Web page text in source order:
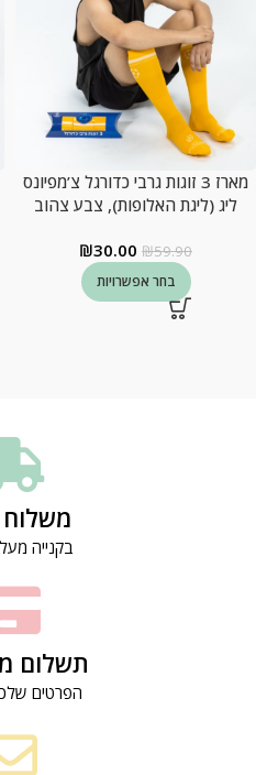
מארז 3 זוגות גרבי כדורגל צ’מפיונס
ליג (ליגת האלופות), צבע צהוב
₪59.90
₪30.00
בחר אפשרויות
משלוח
בקנייה מעל 249 ₪
תשלום
הפרטים